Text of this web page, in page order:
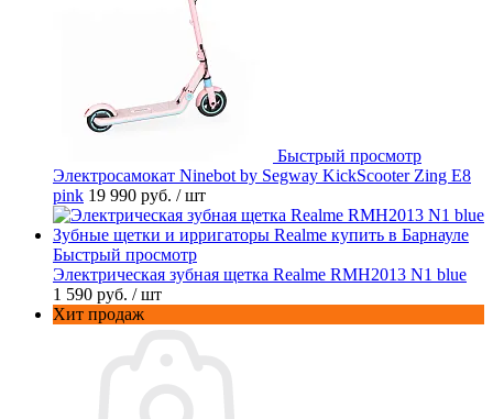
Быстрый просмотр
Электросамокат Ninebot by Segway KickScooter Zing E8
pink 19 990 руб. / шт
Быстрый просмотр
Электрическая зубная щетка Realme RMH2013 N1 blue
1 590 руб. / шт
Хит продаж